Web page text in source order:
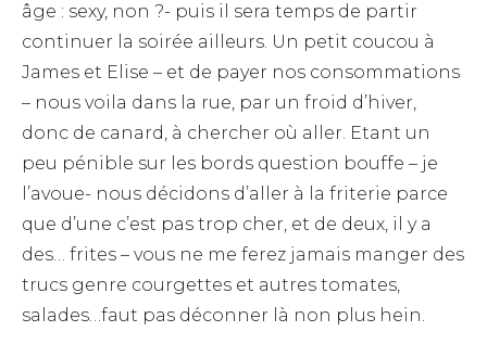
âge : sexy, non ?- puis il sera temps de partir
continuer la soirée ailleurs. Un petit coucou à
James et Elise – et de payer nos consommations
– nous voila dans la rue, par un froid d’hiver,
donc de canard, à chercher où aller. Etant un
peu pénible sur les bords question bouffe – je
l’avoue- nous décidons d’aller à la friterie parce
que d’une c’est pas trop cher, et de deux, il y a
des… frites – vous ne me ferez jamais manger des
trucs genre courgettes et autres tomates,
salades…faut pas déconner là non plus hein.